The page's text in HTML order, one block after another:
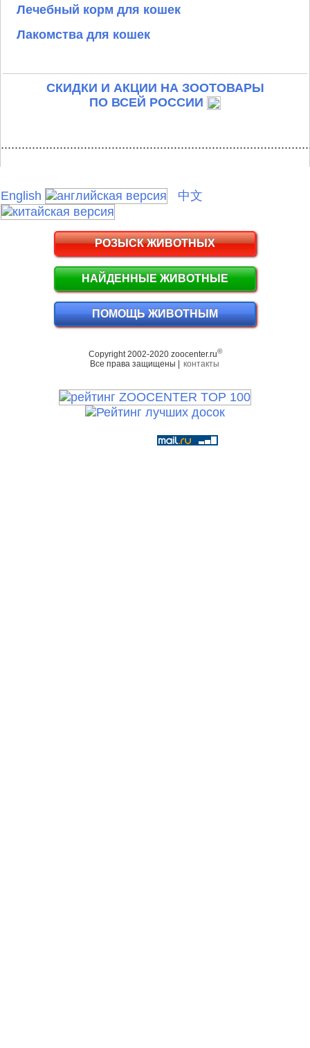
Лечебный корм для кошек
Лакомства для кошек
СКИДКИ И АКЦИИ НА ЗООТОВАРЫ
ПО ВСЕЙ РОССИИ
English 中文
РОЗЫСК ЖИВОТНЫХ
НАЙДЕННЫЕ ЖИВОТНЫЕ
ПОМОЩЬ ЖИВОТНЫМ
Copyright 2002-2020 zoocenter.ru©
Все права защищены | контакты